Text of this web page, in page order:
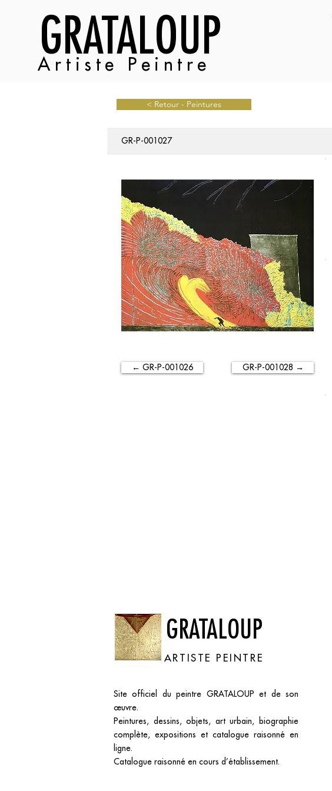
GRATALOUP
Artiste Peintre
< Retour - Peintures
GR-P-001027
← GR-P-001026 GR-P-001028 →
GRATALOUP
ARTISTE PEINTRE
Site officiel du peintre GRATALOUP et de son
œuvre.
Peintures, dessins, objets, art urbain, biographie
complète, expositions et catalogue raisonné en
ligne.
Catalogue raisonné en cours d’établissement.